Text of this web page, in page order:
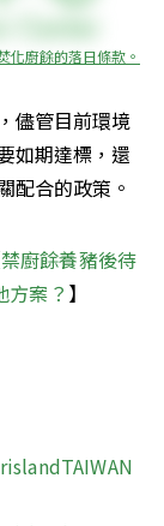
化廚餘的落日條款。
儘管目前環境
如期達標，還
配合的政策。
禁廚餘養豬後待
方案？ 】